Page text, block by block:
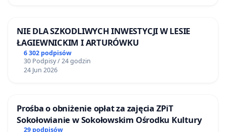
NIE DLA SZKODLIWYCH INWESTYCJI W LESIE
ŁAGIEWNICKIM I ARTURÓWKU
6 302 podpisów
30 Podpisy / 24 godzin
24 Jun 2026
Prośba o obniżenie opłat za zajęcia ZPiT
Sokołowianie w Sokołowskim Ośrodku Kultury
29 podpisów